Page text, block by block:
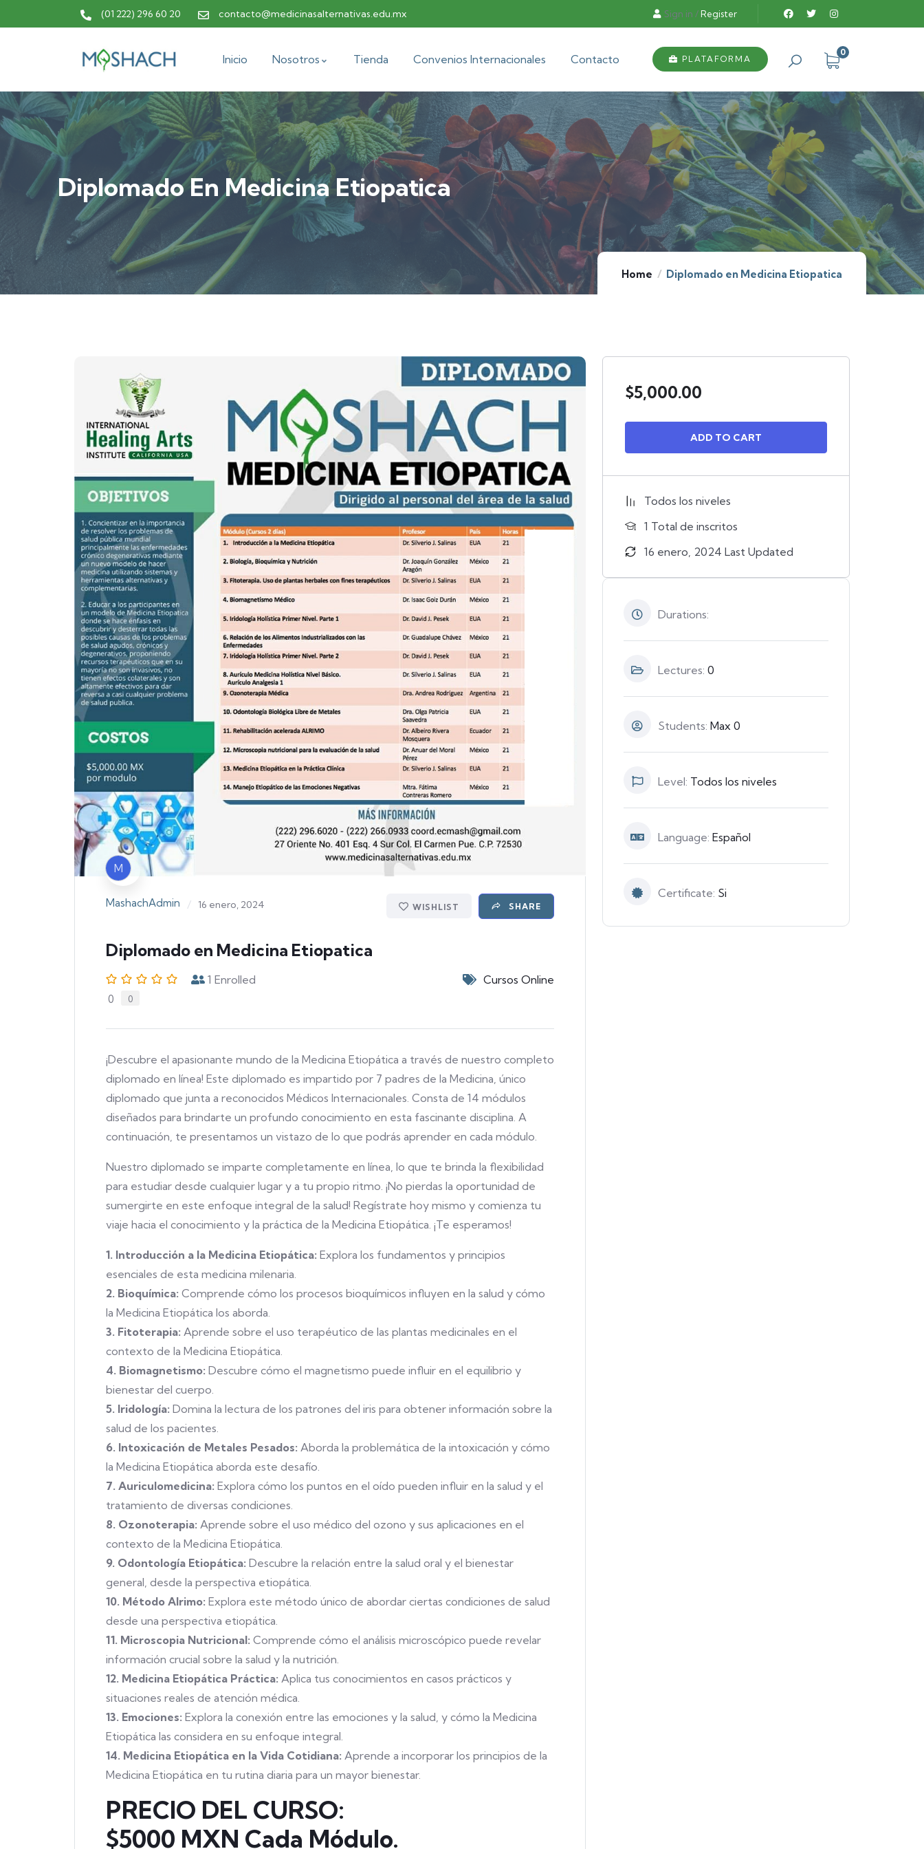
(01 222) 296 60 20 contacto@medicinasalternativas.edu.mx Sign in /Register
Inicio Nosotros Tienda Convenios Internacionales Contacto PLATAFORMA
0
Diplomado En Medicina Etiopatica
Home Diplomado en Medicina Etiopatica
M
MashachAdmin / 16 enero, 2024 WISHLIST SHARE
Diplomado en Medicina Etiopatica
0 0
1 Enrolled Cursos Online
¡Descubre el apasionante mundo de la Medicina Etiopática a través de nuestro completo
diplomado en línea! Este diplomado es impartido por 7 padres de la Medicina, único
diplomado que junta a reconocidos Médicos Internacionales. Consta de 14 módulos
diseñados para brindarte un profundo conocimiento en esta fascinante disciplina. A
continuación, te presentamos un vistazo de lo que podrás aprender en cada módulo.
Nuestro diplomado se imparte completamente en línea, lo que te brinda la flexibilidad
para estudiar desde cualquier lugar y a tu propio ritmo. ¡No pierdas la oportunidad de
sumergirte en este enfoque integral de la salud! Regístrate hoy mismo y comienza tu
viaje hacia el conocimiento y la práctica de la Medicina Etiopática. ¡Te esperamos!
1. Introducción a la Medicina Etiopática: Explora los fundamentos y principios
esenciales de esta medicina milenaria.
2. Bioquímica: Comprende cómo los procesos bioquímicos influyen en la salud y cómo
la Medicina Etiopática los aborda.
3. Fitoterapia: Aprende sobre el uso terapéutico de las plantas medicinales en el
contexto de la Medicina Etiopática.
4. Biomagnetismo: Descubre cómo el magnetismo puede influir en el equilibrio y
bienestar del cuerpo.
5. Iridología: Domina la lectura de los patrones del iris para obtener información sobre la
salud de los pacientes.
6. Intoxicación de Metales Pesados: Aborda la problemática de la intoxicación y cómo
la Medicina Etiopática aborda este desafío.
7. Auriculomedicina: Explora cómo los puntos en el oído pueden influir en la salud y el
tratamiento de diversas condiciones.
8. Ozonoterapia: Aprende sobre el uso médico del ozono y sus aplicaciones en el
contexto de la Medicina Etiopática.
9. Odontología Etiopática: Descubre la relación entre la salud oral y el bienestar
general, desde la perspectiva etiopática.
10. Método Alrimo: Explora este método único de abordar ciertas condiciones de salud
desde una perspectiva etiopática.
11. Microscopia Nutricional: Comprende cómo el análisis microscópico puede revelar
información crucial sobre la salud y la nutrición.
12. Medicina Etiopática Práctica: Aplica tus conocimientos en casos prácticos y
situaciones reales de atención médica.
13. Emociones: Explora la conexión entre las emociones y la salud, y cómo la Medicina
Etiopática las considera en su enfoque integral.
14. Medicina Etiopática en la Vida Cotidiana: Aprende a incorporar los principios de la
Medicina Etiopática en tu rutina diaria para un mayor bienestar.
PRECIO DEL CURSO:
$5000 MXN Cada Módulo.
$5,000.00
ADD TO CART
Todos los niveles
1 TotaI de inscritos
16 enero, 2024 Last Updated
Durations:
Lectures: 0
Students: Max 0
Level: Todos los niveles
Language: Español
Certificate: Si